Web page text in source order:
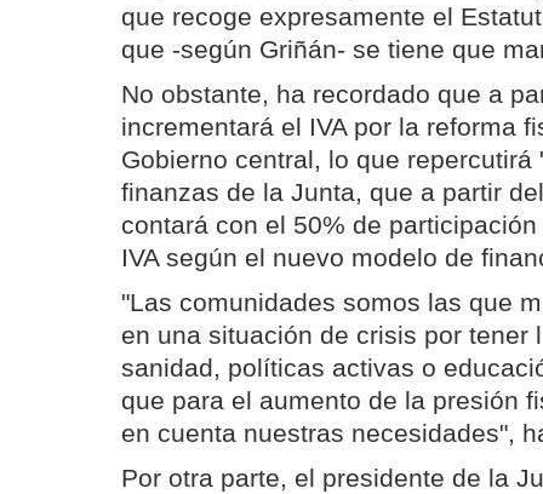
que recoge expresamente el
que -según Griñán- se tiene que
No obstante, ha recordado que a
incrementará el IVA por la reforma
Gobierno central, lo que
finanzas de la Junta, que a partir
contará con el 50% de
IVA según el nuevo modelo de
"Las comunidades somos las que
en una situación de crisis por tener
sanidad, políticas activas o
que para el aumento de la presión
en cuenta nuestras necesidades",
Por otra parte, el presidente de la